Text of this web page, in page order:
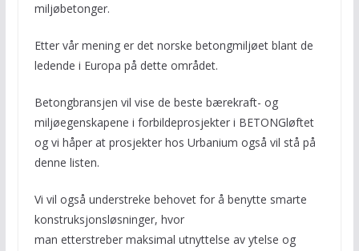
miljøbetonger.
Etter vår mening er det norske betongmiljøet blant de
ledende i Europa på dette området.
Betongbransjen vil vise de beste bærekraft- og
miljøegenskapene i forbildeprosjekter i BETONGløftet
og vi håper at prosjekter hos Urbanium også vil stå på
denne listen.
Vi vil også understreke behovet for å benytte smarte
konstruksjonsløsninger, hvor
man etterstreber maksimal utnyttelse av ytelse og